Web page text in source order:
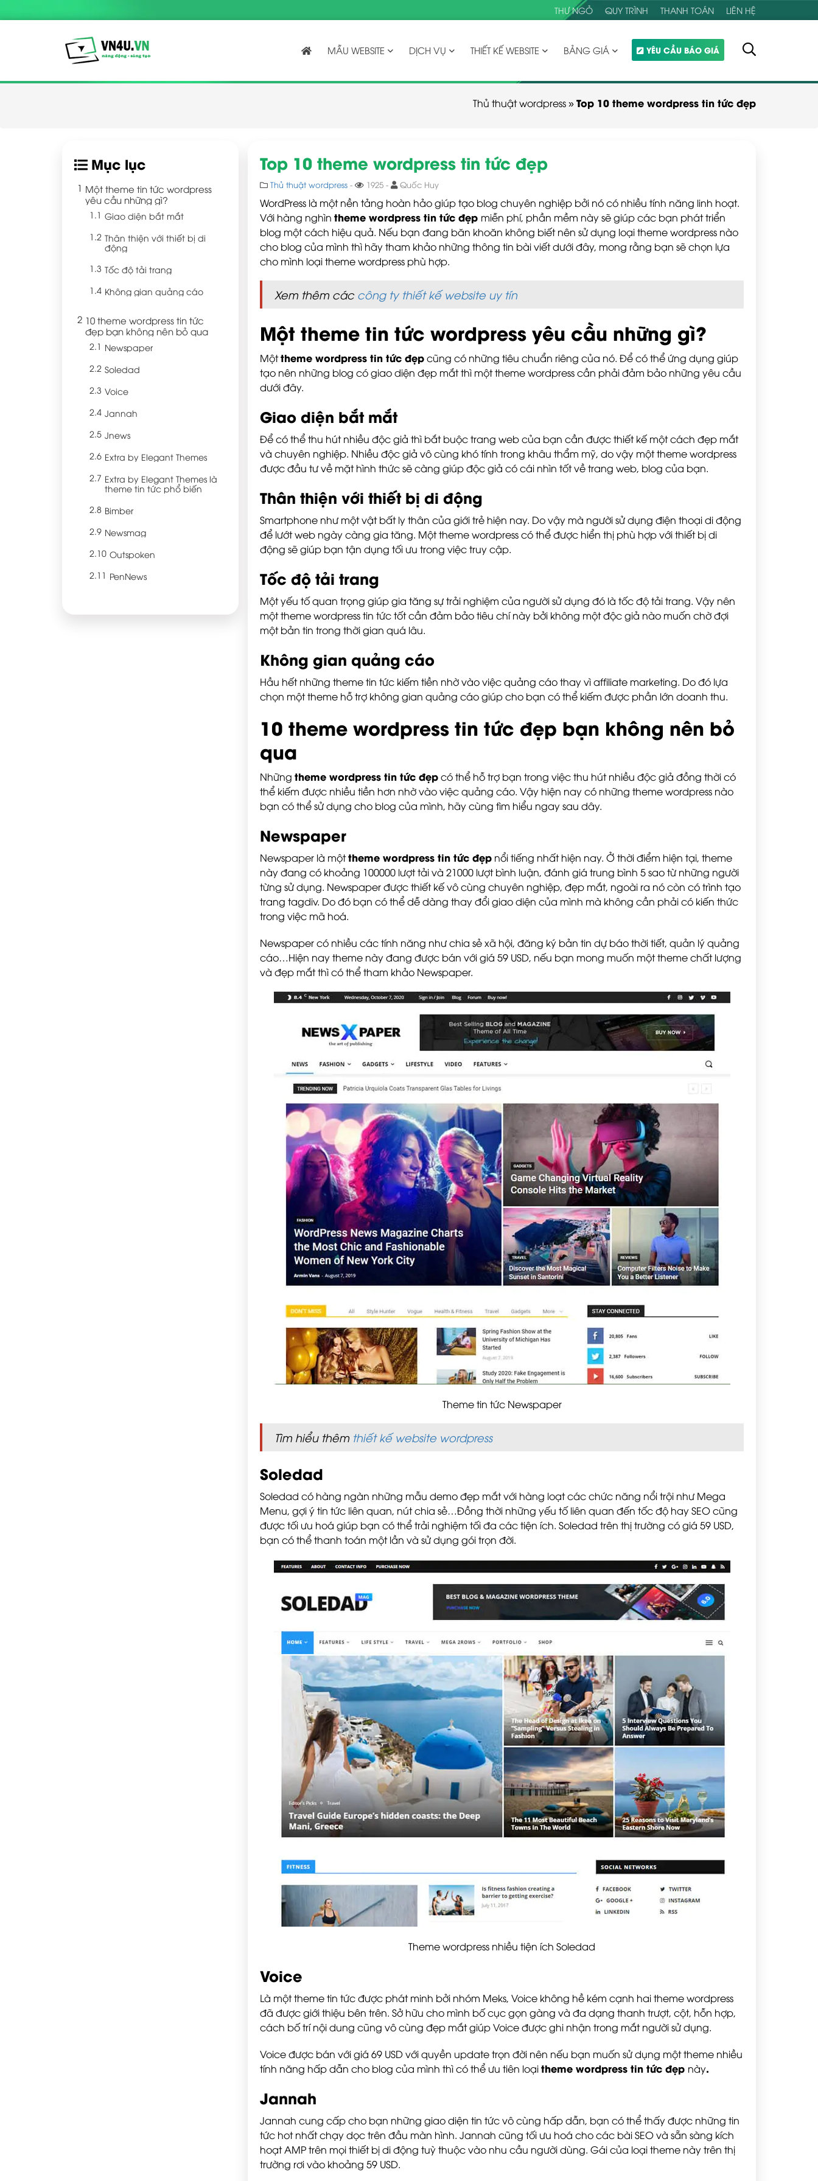
THƯ NGỎ QUY TRÌNH THANH TOÁN LIÊN HỆ
MẪU WEBSITE DỊCH VỤ THIẾT KẾ WEBSITE BẢNG GIÁ YÊU CẦU BÁO GIÁ
Thủ thuật wordpress»Top 10 theme wordpress tin tức đẹp
Mục lục
Một theme tin tức wordpress
yêu cầu những gì?
Giao diện bắt mắt
Thân thiện với thiết bị di
động
Tốc độ tải trang
Không gian quảng cáo
10 theme wordpress tin tức
đẹp bạn không nên bỏ qua
Newspaper
Soledad
Voice
Jannah
Jnews
Extra by Elegant Themes
Extra by Elegant Themes là
theme tin tức phổ biến
Bimber
Newsmag
Outspoken
PenNews
Top 10 theme wordpress tin tức đẹp
Thủ thuật wordpress - 1925 - Quốc Huy
WordPress là một nền tảng hoàn hảo giúp tạo blog chuyên nghiệp bởi nó có nhiều tính năng linh hoạt.
Với hàng nghìn theme wordpress tin tức đẹp miễn phí, phần mềm này sẽ giúp các bạn phát triển
blog một cách hiệu quả. Nếu bạn đang băn khoăn không biết nên sử dụng loại theme wordpress nào
cho blog của mình thì hãy tham khảo những thông tin bài viết dưới đây, mong rằng bạn sẽ chọn lựa
cho mình loại theme wordpress phù hợp.
Xem thêm các công ty thiết kế website uy tín
Một theme tin tức wordpress yêu cầu những gì?
Mộttheme wordpress tin tức đẹpcũng có những tiêu chuẩn riêng của nó. Để có thể ứng dụng giúp
tạo nên những blog có giao diện đẹp mắt thì một theme wordpress cần phải đảm bảo những yêu cầu
dưới đây.
Giao diện bắt mắt
Để có thể thu hút nhiều độc giả thì bắt buộc trang web của bạn cần được thiết kế một cách đẹp mắt
và chuyên nghiệp. Nhiều độc giả vô cùng khó tính trong khâu thẩm mỹ, do vậy một theme wordpress
được đầu tư về mặt hình thức sẽ càng giúp độc giả có cái nhìn tốt về trang web, blog của bạn.
Thân thiện với thiết bị di động
Smartphone như một vật bất ly thân của giới trẻ hiện nay. Do vậy mà người sử dụng điện thoại di động
để lướt web ngày càng gia tăng. Một theme wordpress có thể được hiển thị phù hợp với thiết bị di
động sẽ giúp bạn tận dụng tối ưu trong việc truy cập.
Tốc độ tải trang
Một yếu tố quan trọng giúp gia tăng sự trải nghiệm của người sử dụng đó là tốc độ tải trang. Vậy nên
một theme wordpress tin tức tốt cần đảm bảo tiêu chí này bởi không một độc giả nào muốn chờ đợi
một bản tin trong thời gian quá lâu.
Không gian quảng cáo
Hầu hết những theme tin tức kiếm tiền nhờ vào việc quảng cáo thay vì affiliate marketing. Do đó lựa
chọn một theme hỗ trợ không gian quảng cáo giúp cho bạn có thể kiếm được phần lớn doanh thu.
10 theme wordpress tin tức đẹp bạn không nên bỏ
qua
Những theme wordpress tin tức đẹpcó thể hỗ trợ bạn trong việc thu hút nhiều độc giả đồng thời có
thể kiếm được nhiều tiền hơn nhờ vào việc quảng cáo. Vậy hiện nay có những theme wordpress nào
bạn có thể sử dụng cho blog của mình, hãy cùng tìm hiểu ngay sau dây.
Newspaper
Newspaper là mộttheme wordpress tin tức đẹp nổi tiếng nhất hiện nay. Ở thời điểm hiện tại, theme
này đang có khoảng 100000 lượt tải và 21000 lượt bình luận, đánh giá trung bình 5 sao từ những người
từng sử dụng. Newspaper được thiết kế vô cùng chuyên nghiệp, đẹp mắt, ngoài ra nó còn có trình tạo
trang tagdiv. Do đó bạn có thể dễ dàng thay đổi giao diện của mình mà không cần phải có kiến thức
trong việc mã hoá.
Newspaper có nhiều các tính năng như chia sẻ xã hội, đăng ký bản tin dự báo thời tiết, quản lý quảng
cáo…Hiện nay theme này đang được bán với giá 59 USD, nếu bạn mong muốn một theme chất lượng
và đẹp mắt thì có thể tham khảo Newspaper.
Theme tin tức Newspaper
Tìm hiểu thêm thiết kế website wordpress
Soledad
Soledad có hàng ngàn những mẫu demo đẹp mắt với hàng loạt các chức năng nổi trội như Mega
Menu, gợi ý tin tức liên quan, nút chia sẻ…Đồng thời những yếu tố liên quan đến tốc độ hay SEO cũng
được tối ưu hoá giúp bạn có thể trải nghiệm tối đa các tiện ích. Soledad trên thị trường có giá 59 USD,
bạn có thể thanh toán một lần và sử dụng gói trọn đời.
Theme wordpress nhiều tiện ích Soledad
Voice
Là một theme tin tức được phát minh bởi nhóm Meks, Voice không hề kém cạnh hai theme wordpress
đã được giới thiệu bên trên. Sở hữu cho mình bố cục gọn gàng và đa dạng thanh trượt, cột, hỗn hợp,
cách bố trí nội dung cũng vô cùng đẹp mắt giúp Voice được ghi nhận trong mắt người sử dụng.
Voice được bán với giá 69 USD với quyền update trọn đời nên nếu bạn muốn sử dụng một theme nhiều
tính năng hấp dẫn cho blog của mình thì có thể ưu tiên loạitheme wordpress tin tức đẹp này.
Jannah
Jannah cung cấp cho bạn những giao diện tin tức vô cùng hấp dẫn, bạn có thể thấy được những tin
tức hot nhất chạy dọc trên đầu màn hình. Jannah cũng tối ưu hoá cho các bài SEO và sẵn sàng kích
hoạt AMP trên mọi thiết bị di động tuỳ thuộc vào nhu cầu người dùng. Gái của loại theme này trên thị
trường rơi vào khoảng 59 USD.